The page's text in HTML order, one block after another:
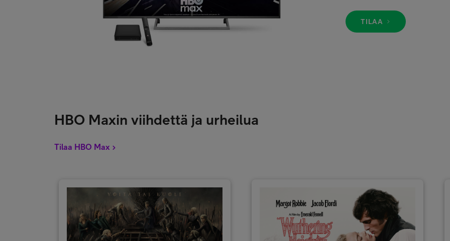
TILAA
HBO Maxin viihdettä ja urheilua
Tilaa HBO Max